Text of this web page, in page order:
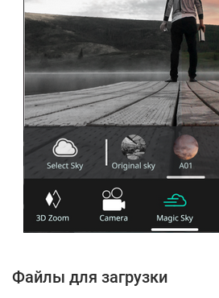
Файлы для загрузки